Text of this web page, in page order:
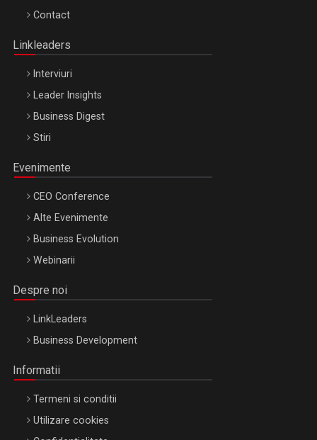
Octombrie
Contact
Linkleaders
Interviuri
Leader Insights
Business Digest
Stiri
Evenimente
CEO Conference
Alte Evenimente
Business Evolution
Webinarii
Despre noi
LinkLeaders
Business Development
Informatii
Termeni si conditii
Utilizare cookies